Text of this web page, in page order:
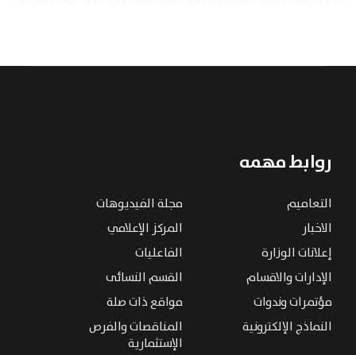
روابط مهمه
التعاميم
مجلة الفيديوهات
الاخبار
المركز الإعلامي
إعلانات الوزارة
الفاعليات
الإدارات والاقسام
القسم النسائى
مؤتمرات وندوات
مواقع ذات صلة
النماذج الإلكترونية
المناقصات والفرص
الإستثمارية